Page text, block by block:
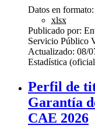
Datos en formato:
xlsx
Publicado por:
Servicio Público
Actualizado: 08/
Estadística
Perfil de
Garantía
CAE 2026